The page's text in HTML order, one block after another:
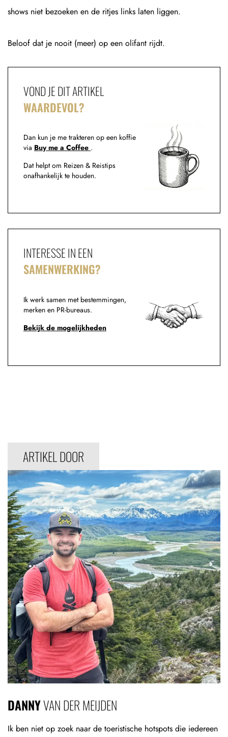
shows niet bezoeken en de ritjes links laten liggen.
Beloof dat je nooit (meer) op een olifant rijdt.
VOND JE DIT ARTIKEL
WAARDEVOL?
Dan kun je me trakteren op een koffie
via Buy me a Coffee .
Dat helpt om Reizen & Reistips
onafhankelijk te houden.
INTERESSE IN EEN
SAMENWERKING?
Ik werk samen met bestemmingen,
merken en PR-bureaus.
Bekijk de mogelijkheden
ARTIKEL DOOR
DANNYVAN DER MEIJDEN
Ik ben niet op zoek naar de toeristische hotspots die iedereen